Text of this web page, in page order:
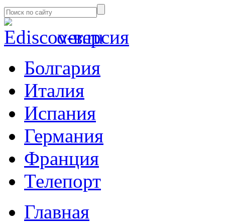
α-версия
Болгария
Италия
Испания
Германия
Франция
Телепорт
Главная